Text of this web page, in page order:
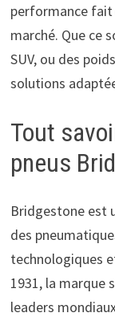
performance fait
marché. Que ce
SUV, ou des
solutions
Tout
pneus
Bridgestone est
des
technologiques
1931, la marque
leaders